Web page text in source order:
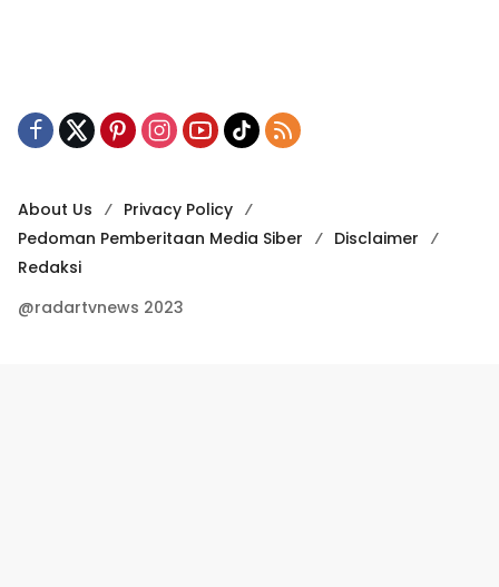
About Us
Privacy Policy
Pedoman Pemberitaan Media Siber
Disclaimer
Redaksi
@radartvnews 2023